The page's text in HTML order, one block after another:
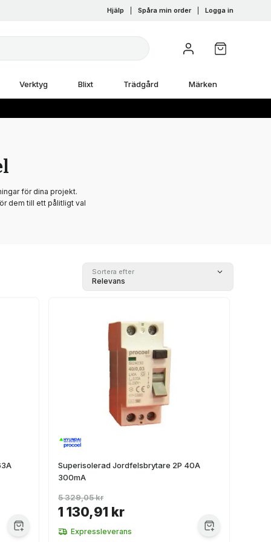
Hjälp Spåra min order Logga in
Verktyg Blixt Trädgård Märken
för dina projekt.
dem till ett pålitligt val
Sortera efter
Relevans
Superisolerad Jordfelsbrytare 2P 40A
300mA
1 130,91 kr
5 329,05 kr
Expressleverans